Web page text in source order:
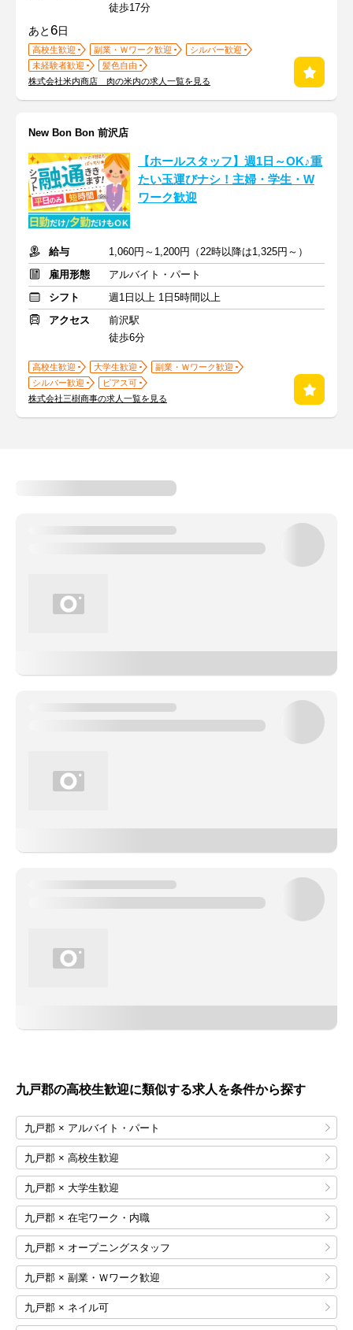
徒歩17分
あと6日
高校生歓迎 副業・Ｗワーク歓迎
シルバー歓迎
未経験者歓迎
髪色自由
株式会社米内商店 肉の米内の求人一覧を見る
New Bon Bon 前沢店
【ホールスタッフ】週1日～OK♪重
たい玉運びナシ！主婦・学生・W
ワーク歓迎
給与
1,060円～1,200円（22時以降は1,325円～）
雇用形態
アルバイト・パート
シフト
週1日以上 1日5時間以上
アクセス
前沢駅
徒歩6分
高校生歓迎 大学生歓迎
副業・Ｗワーク歓迎
シルバー歓迎
ピアス可
株式会社三樹商事の求人一覧を見る
九戸郡の高校生歓迎に類似する求人を条件から探す
九戸郡 × アルバイト・パート
九戸郡 × 高校生歓迎
九戸郡 × 大学生歓迎
九戸郡 × 在宅ワーク・内職
九戸郡 × オープニングスタッフ
九戸郡 × 副業・Ｗワーク歓迎
九戸郡 × ネイル可